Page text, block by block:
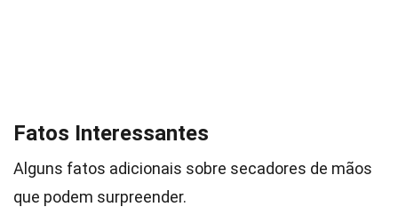
Fatos Interessantes
Alguns fatos adicionais sobre secadores de mãos
que podem surpreender.